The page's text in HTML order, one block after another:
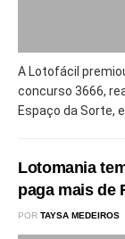
A Lotofácil
concurso 3666,
Espaço da Sorte,
Lotomania
paga mais de
POR TAYSA MEDEIROS